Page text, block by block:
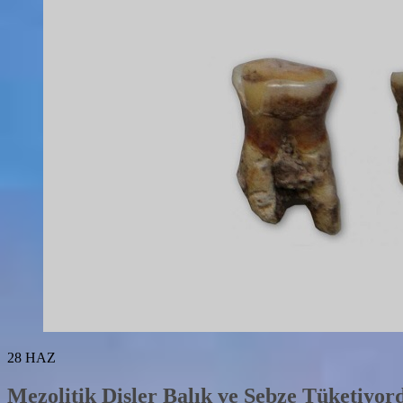
28 HAZ
Mezolitik Dişler Balık ve Sebze